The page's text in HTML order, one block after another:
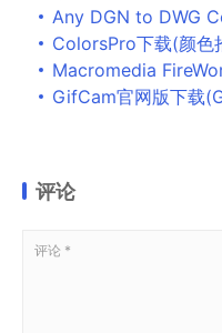
Any DGN to DWG Converter下载 – Any
ColorsPro下载(颜色
Macromedia
GifCam官网版下载
评论